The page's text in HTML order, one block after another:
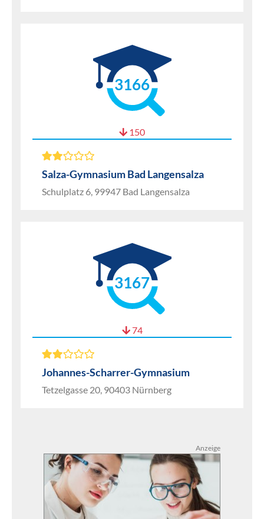
3166
150
Salza-Gymnasium Bad Langensalza
Schulplatz 6, 99947 Bad Langensalza
3167
74
Johannes-Scharrer-Gymnasium
Tetzelgasse 20, 90403 Nürnberg
Anzeige